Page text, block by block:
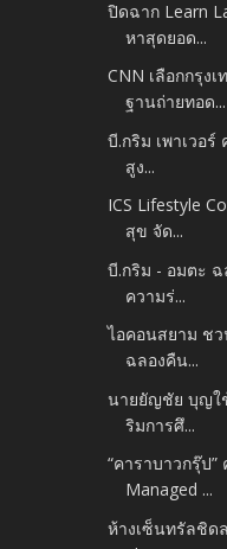
ปิดฉาก Learn
หาสุดยอด...
CNN เลือกกรุง
ฐานถ่ายทอด...
บี.กริม เพาเวอ
สูง...
ICS Lifestyle
สุข จัด...
บี.กริม - อมตะ
ความร่...
ไอคอนสยาม ช
ฉลองคืน...
นายยัญชัย บุญใช้
ริมการศึ...
“คาราบาวกรุ๊ป”
Managed ...
ห้างเซ็นทรัลชิด